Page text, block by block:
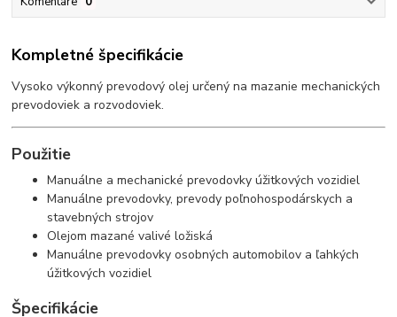
Kompletné špecifikácie
Vysoko výkonný prevodový olej určený na mazanie mechanických
prevodoviek a rozvodoviek.
Použitie
Manuálne a mechanické prevodovky úžitkových vozidiel
Manuálne prevodovky, prevody poľnohospodárskych a
stavebných strojov
Olejom mazané valivé ložiská
Manuálne prevodovky osobných automobilov a ľahkých
úžitkových vozidiel
Špecifikácie